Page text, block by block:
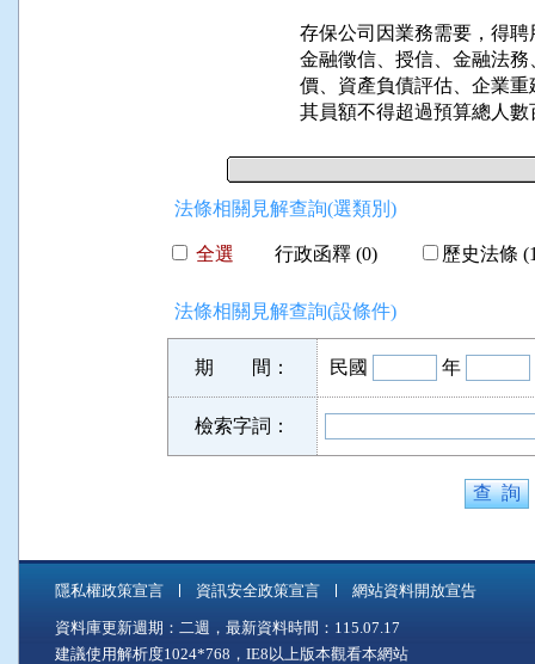
存保公司因業務需要，得
金融徵信、授信、金融法
價、資產負債評估、企業
其員額不得超過預算總人
法條相關見解查詢(選類別)
全選 行政函釋 (0) 歷史法條
法條相關見解查詢(設條件)
期 間： 民國 年
檢索字詞：
隱私權政策宣言 資訊安全政策宣言 網站資料開放宣告
資料庫更新週期：二週，最新資料時間：115.07.17
建議使用解析度1024*768，IE8以上版本觀看本網站